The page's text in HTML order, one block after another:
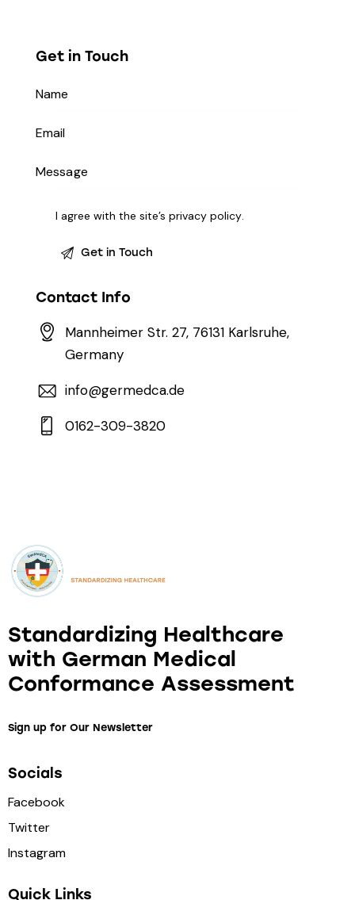
Get in Touch
I agree with the site’sprivacy policy.
Contact Info
Mannheimer Str. 27, 76131 Karlsruhe,
Germany
info@germedca.de
0162-309-3820
Standardizing Healthcare
with German Medical
Conformance Assessment
Sign up for Our Newsletter
Socials
Facebook
Twitter
Instagram
Quick Links